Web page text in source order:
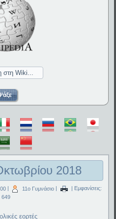
2018
11ο Γυμνάσιο
| Εμφανίσεις:
649
εορτές